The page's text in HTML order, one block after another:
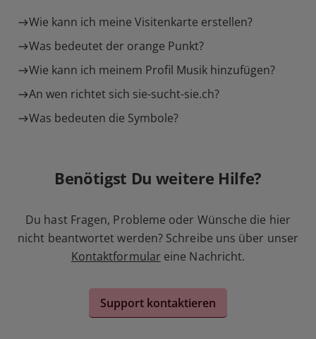
Wie kann ich meine Visitenkarte erstellen?
Was bedeutet der orange Punkt?
Wie kann ich meinem Profil Musik hinzufügen?
An wen richtet sich sie-sucht-sie.ch?
Was bedeuten die Symbole?
Benötigst Du weitere Hilfe?
Du hast Fragen, Probleme oder Wünsche die hier
nicht beantwortet werden? Schreibe uns über unser
Kontaktformular eine Nachricht.
Support kontaktieren